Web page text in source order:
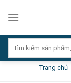
kiếm:
Trang chủ